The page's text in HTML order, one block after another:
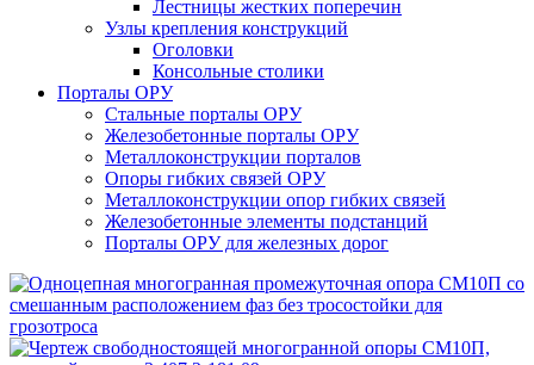
Лестницы жестких поперечин
Узлы крепления конструкций
Оголовки
Консольные столики
Порталы ОРУ
Стальные порталы ОРУ
Железобетонные порталы ОРУ
Металлоконструкции порталов
Опоры гибких связей ОРУ
Металлоконструкции опор гибких связей
Железобетонные элементы подстанций
Порталы ОРУ для железных дорог